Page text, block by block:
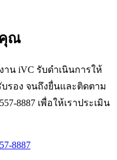
คุณ
าน iVC รับดำเนินการให้
บรอง จนถึงยื่นและติดตาม
8887 เพื่อให้เราประเมิน
8887